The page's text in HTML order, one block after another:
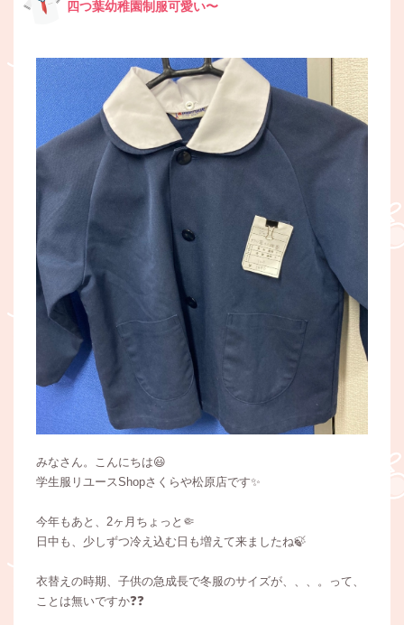
四つ葉幼稚園制服可愛い〜
みなさん。こんにちは😃
学生服リユースShopさくらや松原店です✨
今年もあと、2ヶ月ちょっと🤏
日中も、少しずつ冷え込む日も増えて来ましたね🍃
衣替えの時期、子供の急成長で冬服のサイズが、、、。って、
ことは無いですか❓❓